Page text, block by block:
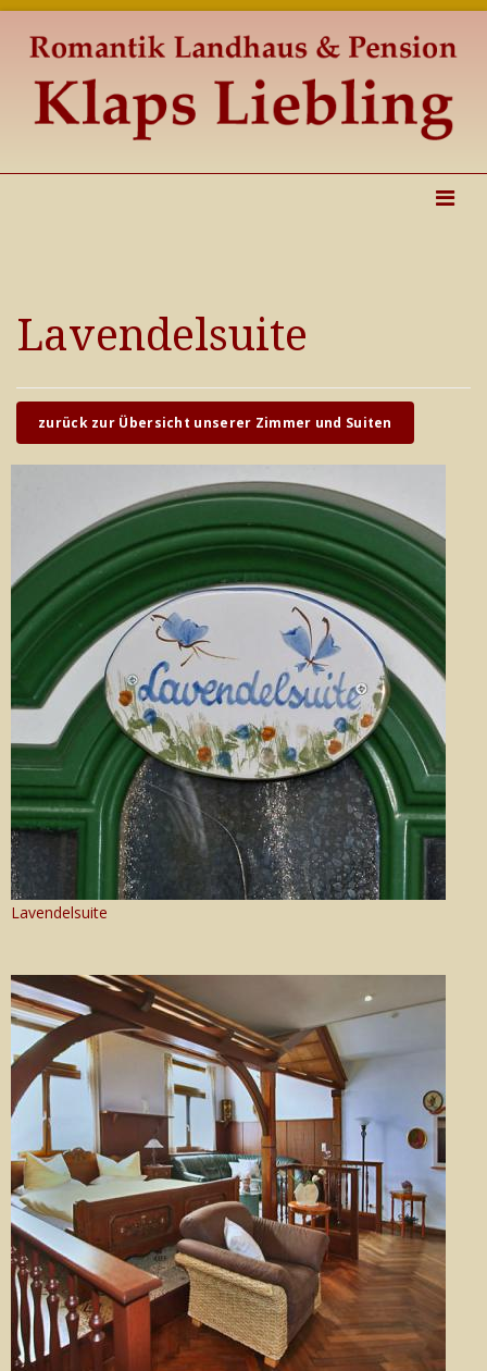
Lavendelsuite
zurück zur Übersicht unserer Zimmer und Suiten
Lavendelsuite